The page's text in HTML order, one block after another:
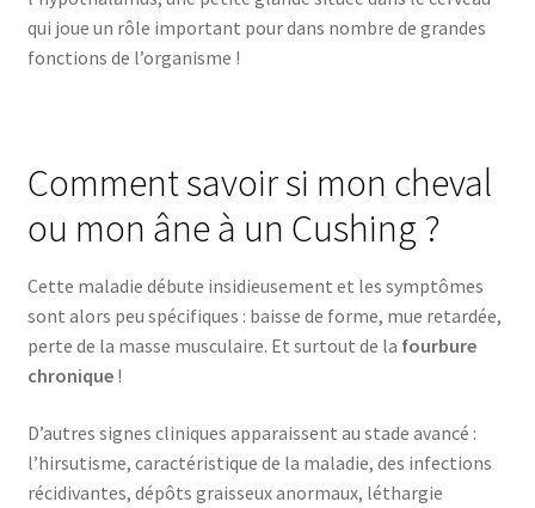
qui joue un rôle important pour dans nombre de grandes
fonctions de l’organisme !
Comment savoir si mon cheval
ou mon âne à un Cushing ?
Cette maladie débute insidieusement et les symptômes
sont alors peu spécifiques : baisse de forme, mue retardée,
perte de la masse musculaire. Et surtout de la fourbure
chronique !
D’autres signes cliniques apparaissent au stade avancé :
l’hirsutisme, caractéristique de la maladie, des infections
récidivantes, dépôts graisseux anormaux, léthargie